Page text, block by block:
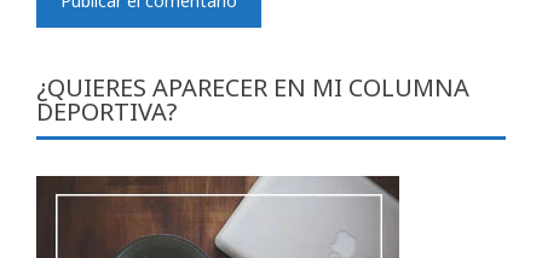
¿QUIERES APARECER EN MI COLUMNA
DEPORTIVA?